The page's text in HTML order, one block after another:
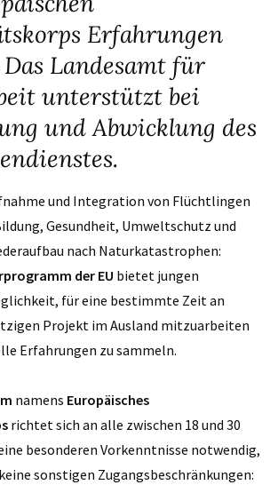
Erfahrungen
Landesamt für
unterstützt bei
und Abwicklung des
und Integration von Flüchtlingen
Gesundheit, Umweltschutz und
nach Naturkatastrophen:
der EU bietet jungen
für eine bestimmte Zeit an
Projekt im Ausland mitzuarbeiten
Erfahrungen zu sammeln.
namens Europäisches
richtet sich an alle zwischen 18 und 30
besonderen Vorkenntnisse notwendig,
sonstigen Zugangsbeschränkungen: